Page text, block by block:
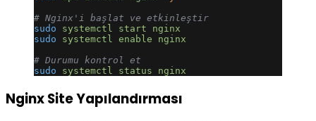
# Nginx'i başlat ve etkinleştir
sudo systemctl start nginx
sudo systemctl enable nginx
# Durumu kontrol et
sudo systemctl status nginx
Nginx Site Yapılandırması